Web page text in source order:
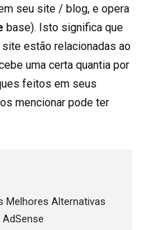
seu site / blog, e opera
base). Isto significa que
estão relacionadas ao
uma certa quantia por
feitos em seus
mencionar pode ter
Melhores Alternativas